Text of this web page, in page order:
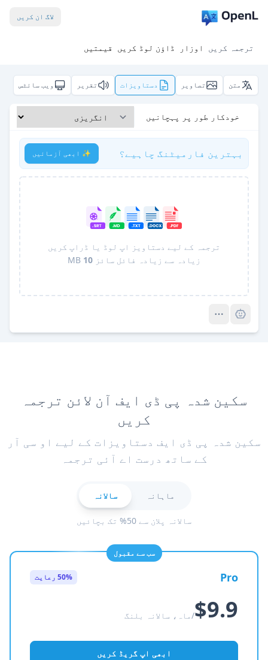
لاگ ان کریں
ترجمہ کریں اوزار ڈاؤن لوڈ کریں قیمتیں
متن تصاویر دستاویزات تقریر ویب سائٹس
خودکار طور پر پہچانیں
بہترین فارمیٹنگ چاہیے؟ ✨ ابھی آزمائیں
ترجمہ کے لیے دستاویز اپ لوڈ یا ڈراپ کریں
زیادہ سے زیادہ فائل سائز 10
سکین شدہ پی ڈی ایف آن لائن ترجمہ
کریں
سکین شدہ پی ڈی ایف دستاویزات کے لیے او سی آر
کے ساتھ درست اے آئی ترجمہ
ماہانہ سالانہ
سالانہ پلان سے 50% تک بچائیں
سب سے مقبول
Pro 50% رعایت
$9.9/ماہ، سالانہ بلنگ
ابھی اپ گریڈ کریں